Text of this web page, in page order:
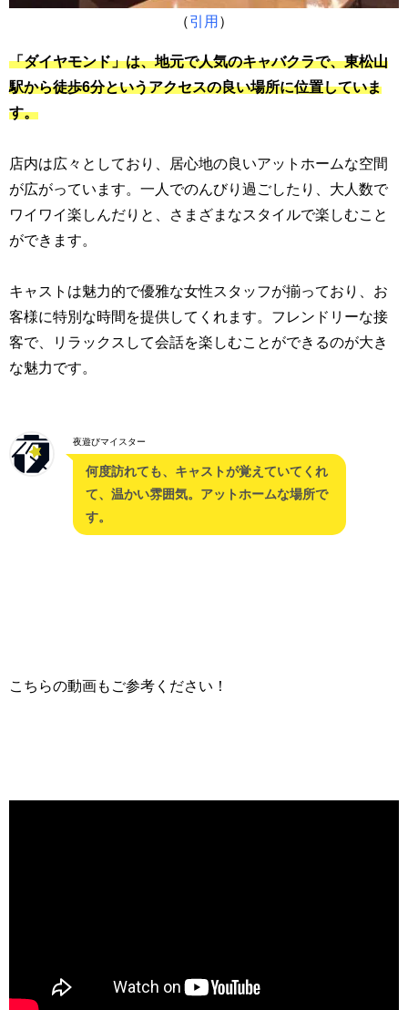
（引用 ）
「ダイヤモンド」は、地元で人気のキャバクラで、東松山
駅から徒歩6分というアクセスの良い場所に位置していま
す。
店内は広々としており、居心地の良いアットホームな空間
が広がっています。一人でのんびり過ごしたり、大人数で
ワイワイ楽しんだりと、さまざまなスタイルで楽しむこと
ができます。
キャストは魅力的で優雅な女性スタッフが揃っており、お
客様に特別な時間を提供してくれます。フレンドリーな接
客で、リラックスして会話を楽しむことができるのが大き
な魅力です。
夜遊びマイスター
何度訪れても、キャストが覚えていてくれ
て、温かい雰囲気。アットホームな場所で
す。
こちらの動画もご参考ください！